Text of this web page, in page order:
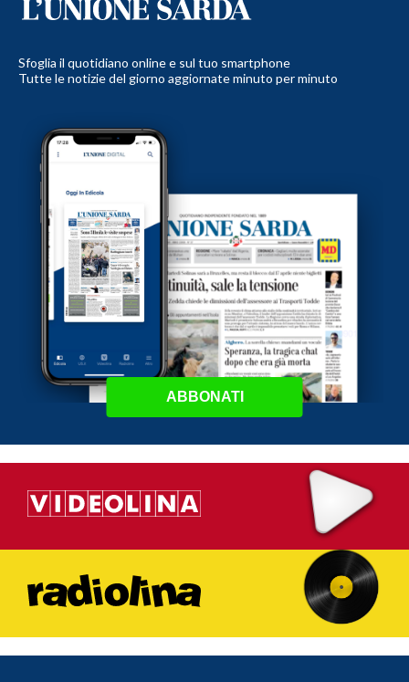
Sfoglia il quotidiano online e sul tuo smartphone
Tutte le notizie del giorno aggiornate minuto per minuto
ABBONATI